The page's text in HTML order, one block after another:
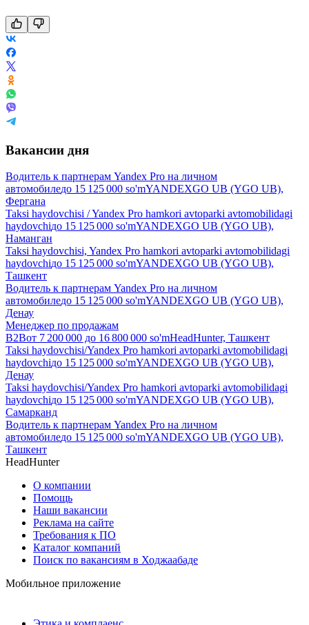
Вакансии дня
Водитель к партнерам Yandex Pro на личном
автомобиледо 15 125 000 so'mYANDEXGO UB (YGO UB),
Фергана
Taksi haydovchisi / Yandex Pro hamkori avtoparki avtomobilidagi
haydovchiдо 15 125 000 so'mYANDEXGO UB (YGO UB),
Наманган
Taksi haydovchisi, Yandex Pro hamkori avtoparki avtomobilidagi
haydovchiдо 15 125 000 so'mYANDEXGO UB (YGO UB),
Ташкент
Водитель к партнерам Yandex Pro на личном
автомобиледо 15 125 000 so'mYANDEXGO UB (YGO UB),
Денау
Менеджер по продажам
B2Bот 7 200 000 до 16 800 000 so'mHeadHunter, Ташкент
Taksi haydovchisi/Yandex Pro hamkori avtoparki avtomobilidagi
haydovchiдо 15 125 000 so'mYANDEXGO UB (YGO UB),
Денау
Taksi haydovchisi/Yandex Pro hamkori avtoparki avtomobilidagi
haydovchiдо 15 125 000 so'mYANDEXGO UB (YGO UB),
Самарканд
Водитель к партнерам Yandex Pro на личном
автомобиледо 15 125 000 so'mYANDEXGO UB (YGO UB),
Ташкент
HeadHunter
О компании
Помощь
Наши вакансии
Реклама на сайте
Требования к ПО
Каталог компаний
Поиск по вакансиям в Ходжаабаде
Мобильное приложение